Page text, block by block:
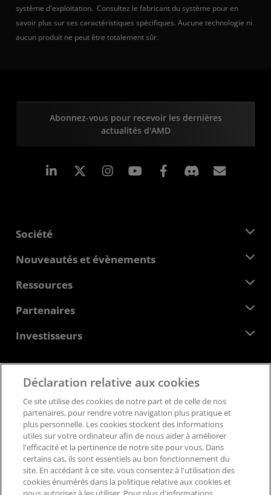
système d'exploitation. Consultez le fabricant du système pour en
savoir plus sur ses caractéristiques spécifiques. Aucune technologie ni
aucun produit ne peut être totalement sûr.
Abonnez-vous pour recevoir les dernières
actualités d'AMD
LinkedIn Instagram Facebook
Société
À propos d'AMD
Responsabilité d'entreprise
Carrières
Nous contacter
Nouveautés et évènements
Salle de presse
Médiathèque
Ressources
Centre pour les développeurs
Études de cas
Partenaires
Hub partenaires AMD
Programme universitaire AMD
Investisseurs
Conseil d'administration
Documents de gouvernance
Dépôts auprès de la SEC
Politique de confidentialité
Marques déposées
Transparence de la chaîne logistique
Concurrence équitable et ouverte
Stratégie fiscale britannique
Politique relative aux cookies
Déclaration relative aux cookies
Ce site utilise des cookies de notre part et de celle de nos
partenaires, pour rendre votre navigation plus pratique et
plus personnelle. Les cookies stockent des informations
utiles sur votre ordinateur afin de nous aider à améliorer
l'efficacité et la pertinence de notre site pour vous. Dans
certains cas, ils sont essentiels au bon fonctionnement du
site. En accédant à ce site, vous consentez à l'utilisation des
cookies énumérés dans la politique relative aux cookies et